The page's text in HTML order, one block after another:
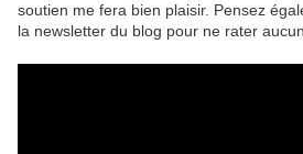
soutien me fera bien plaisir. Pensez
la newsletter du blog pour ne rater